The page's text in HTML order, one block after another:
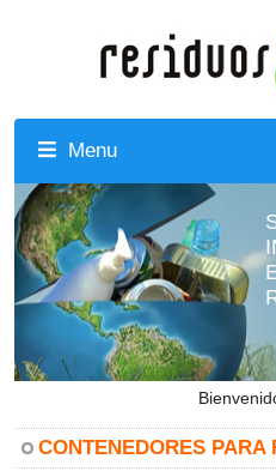
Menu
CONTENEDORES PARA